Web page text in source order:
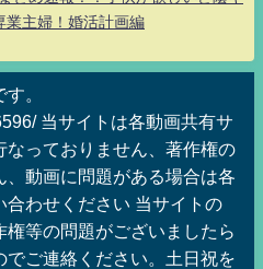
業主婦！婚活計画編
。
当サイトは各動画共有サ
なっておりません、著作権の
動画に問題がある場合は各
わせください 当サイトの
権等の問題がございましたら
でご連絡ください。土日祝を